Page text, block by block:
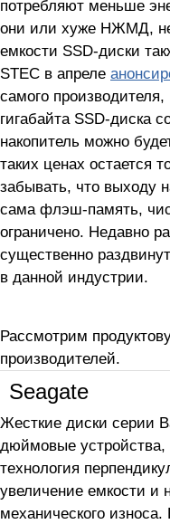
потребляют меньше
они или хуже НЖМД,
емкости SSD-диски
STEC в апреле
самого производителя,
гигабайта SSD-диска
накопитель можно
таких ценах остается
забывать, что выходу
сама флэш-память,
ограничено. Недавно
существенно
в данной индустрии.
Рассмотрим
производителей.
Seagate
Жесткие диски серии
дюймовые устройства,
технология
увеличение емкости и
механического